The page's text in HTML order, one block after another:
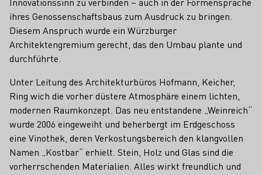
ihres Genossenschaftsbaus zum Ausdruck zu bringen.
Diesem Anspruch wurde ein Würzburger
Architektengremium gerecht, das den Umbau plante und
durchführte.
Unter Leitung des Architekturbüros Hofmann, Keicher,
Ring wich die vorher düstere Atmosphäre einem lichten,
modernen Raumkonzept. Das neu entstandene „Weinreich“
wurde 2006 eingeweiht und beherbergt im Erdgeschoss
eine Vinothek, deren Verkostungsbereich den klangvollen
Namen „Kostbar“ erhielt. Stein, Holz und Glas sind die
vorherrschenden Materialien. Alles wirkt freundlich und